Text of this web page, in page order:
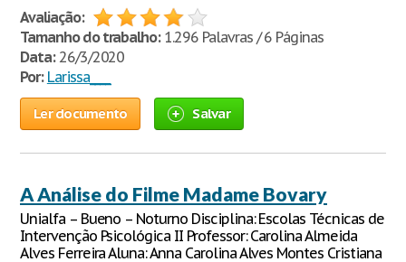
Avaliação:
Tamanho do trabalho:1.296 Palavras / 6 Páginas
Data:26/3/2020
Por: Larissa____
Ler documento Salvar
A Análise do Filme Madame Bovary
Unialfa – Bueno – Noturno Disciplina: Escolas Técnicas de
Intervenção Psicológica II Professor: Carolina Almeida
Alves Ferreira Aluna: Anna Carolina Alves Montes Cristiana